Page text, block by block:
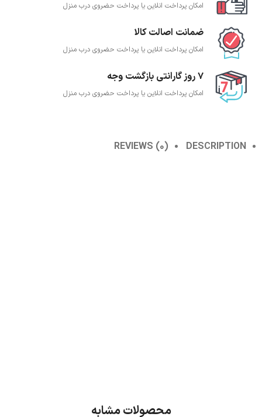
امکان پرداخت انلاین یا پرداخت حضروی درب منزل
ضمانت اصالت کالا
امکان پرداخت انلاین یا پرداخت حضروی درب منزل
7 روز گارانتی بازگشت وجه
امکان پرداخت انلاین یا پرداخت حضروی درب منزل
DESCRIPTION
REVIEWS (0)
محصولات مشابه